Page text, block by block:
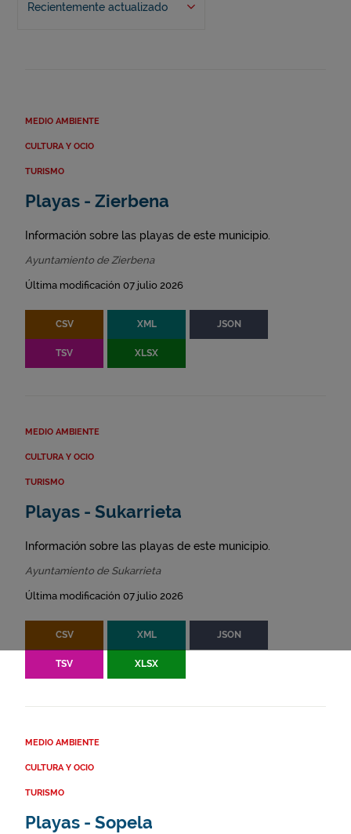
Recientemente actualizado
MEDIO AMBIENTE
CULTURA Y OCIO
TURISMO
Playas - Zierbena
Información sobre las playas de este municipio.
Ayuntamiento de Zierbena
Última modificación 07 julio 2026
CSV XML JSON
TSV XLSX
MEDIO AMBIENTE
CULTURA Y OCIO
TURISMO
Playas - Sukarrieta
Información sobre las playas de este municipio.
Ayuntamiento de Sukarrieta
Última modificación 07 julio 2026
CSV XML JSON
TSV XLSX
MEDIO AMBIENTE
CULTURA Y OCIO
TURISMO
Playas - Sopela